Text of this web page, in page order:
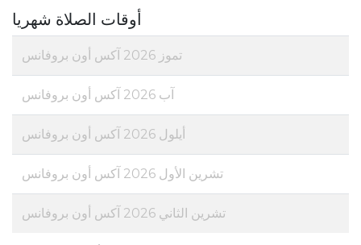
أوقات الصلاة شهريا
تموز 2026 آكس أون بروفانس
آب 2026 آكس أون بروفانس
أيلول 2026 آكس أون بروفانس
تشرين الأول 2026 آكس أون بروفانس
تشرين الثاني 2026 آكس أون بروفانس